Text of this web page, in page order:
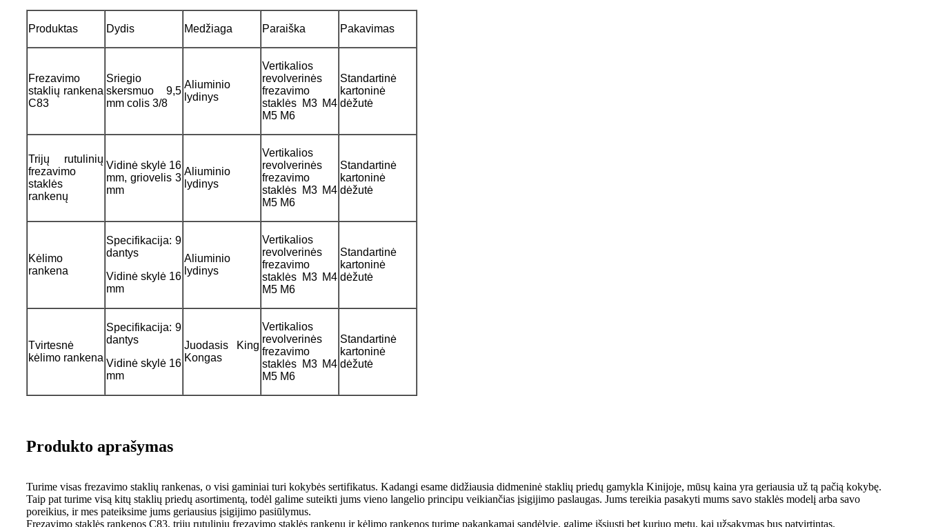
Produktas Dydis Medžiaga Paraiška Pakavimas
Frezavimo
staklių rankena
C83
Sriegio
skersmuo 9,5
mm colis 3/8
Aliuminio
lydinys
Vertikalios
revolverinės
frezavimo
staklės M3 M4
M5 M6
Standartinė
kartoninė
dėžutė
Trijų rutulinių
frezavimo
staklės
rankenų
Vidinė skylė 16
mm, griovelis 3
mm
Aliuminio
lydinys
Vertikalios
revolverinės
frezavimo
staklės M3 M4
M5 M6
Standartinė
kartoninė
dėžutė
Kėlimo
rankena
Specifikacija: 9
dantys
Vidinė skylė 16
mm
Aliuminio
lydinys
Vertikalios
revolverinės
frezavimo
staklės M3 M4
M5 M6
Standartinė
kartoninė
dėžutė
Tvirtesnė
kėlimo rankena
Specifikacija: 9
dantys
Vidinė skylė 16
mm
Juodasis King
Kongas
Vertikalios
revolverinės
frezavimo
staklės M3 M4
M5 M6
Standartinė
kartoninė
dėžutė
Produkto aprašymas
Turime visas frezavimo staklių rankenas, o visi gaminiai turi kokybės sertifikatus. Kadangi esame didžiausia didmeninė staklių priedų gamykla Kinijoje, mūsų kaina yra geriausia už tą pačią kokybę.
Taip pat turime visą kitų staklių priedų asortimentą, todėl galime suteikti jums vieno langelio principu veikiančias įsigijimo paslaugas. Jums tereikia pasakyti mums savo staklės modelį arba savo
poreikius, ir mes pateiksime jums geriausius įsigijimo pasiūlymus.
Frezavimo staklės rankenos C83, trijų rutulinių frezavimo staklės rankenų ir kėlimo rankenos turime pakankamai sandėlyje, galime išsiųsti bet kuriuo metu, kai užsakymas bus patvirtintas.